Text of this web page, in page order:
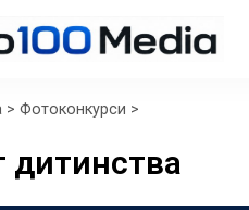
> Фотоконкурси >
дитинства